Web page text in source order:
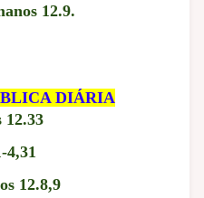
12.9.
DIÁRIA
12.33
12.8,9